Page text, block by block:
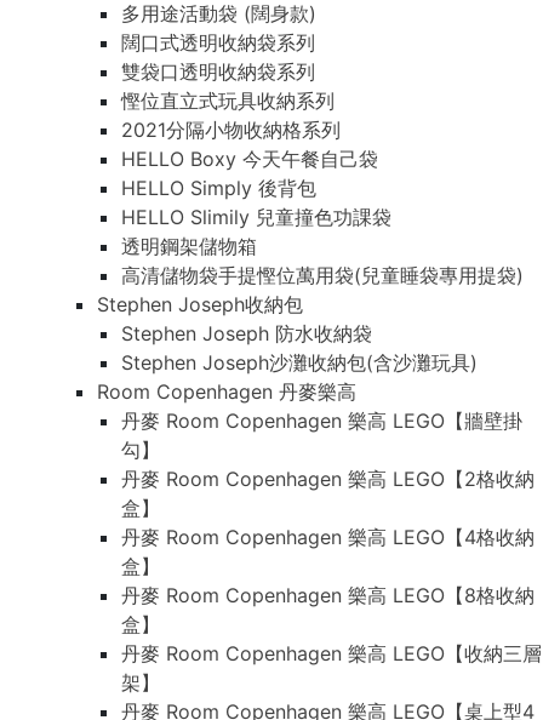
多用途活動袋 (闊身款)
闊口式透明收納袋系列
雙袋口透明收納袋系列
慳位直立式玩具收納系列
2021分隔小物收納格系列
HELLO Boxy 今天午餐自己袋
HELLO Simply 後背包
HELLO Slimily 兒童撞色功課袋
透明鋼架儲物箱
高清儲物袋手提慳位萬用袋(兒童睡袋專用提袋)
Stephen Joseph收納包
Stephen Joseph 防水收納袋
Stephen Joseph沙灘收納包(含沙灘玩具)
Room Copenhagen 丹麥樂高
丹麥 Room Copenhagen 樂高 LEGO【牆壁掛
勾】
丹麥 Room Copenhagen 樂高 LEGO【2格收納
盒】
丹麥 Room Copenhagen 樂高 LEGO【4格收納
盒】
丹麥 Room Copenhagen 樂高 LEGO【8格收納
盒】
丹麥 Room Copenhagen 樂高 LEGO【收納三層
架】
丹麥 Room Copenhagen 樂高 LEGO【桌上型4